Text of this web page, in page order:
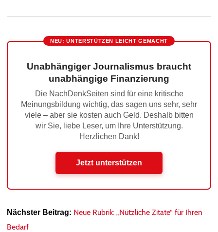
NEU: UNTERSTÜTZEN LEICHT GEMACHT
Unabhängiger Journalismus braucht
unabhängige Finanzierung
Die NachDenkSeiten sind für eine kritische
Meinungsbildung wichtig, das sagen uns sehr, sehr
viele – aber sie kosten auch Geld. Deshalb bitten
wir Sie, liebe Leser, um Ihre Unterstützung.
Herzlichen Dank!
Jetzt unterstützen
Nächster Beitrag: Neue Rubrik: „Nützliche Zitate“ für Ihren
Bedarf